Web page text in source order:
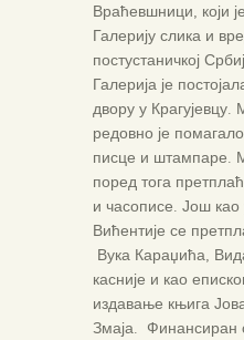
Враћевшници, који
Галерију слика и
постустаничкој
Галерија је
двору у Крагујевцу.
редовно је
писце и штампаре.
поред тога
и часописе. Још као
Вићентије се
Вука Караџића,
касније и као
издавање књига
Змаја. Финансиран